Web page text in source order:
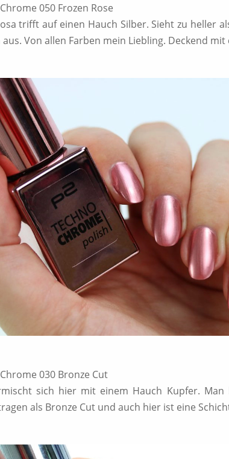
050 Frozen Rose
trifft auf einen Hauch Silber. Sieht zu heller
Von allen Farben mein Liebling. Deckend mit
030 Bronze Cut
sich hier mit einem Hauch Kupfer.
als Bronze Cut und auch hier ist eine